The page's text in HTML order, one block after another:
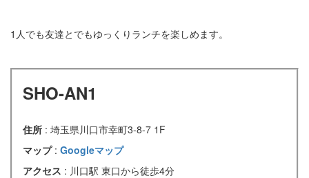
1人でも友達とでもゆっくりランチを楽しめます。
SHO-AN1
住所 : 埼玉県川口市幸町3-8-7 1F
マップ : Googleマップ
アクセス : 川口駅 東口から徒歩4分